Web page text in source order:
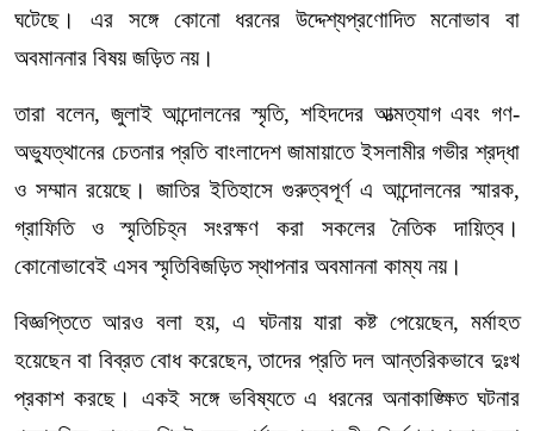
ঘটেছে।
এর সঙ্গে কোনো ধরনের উদ্দেশ্যপ্রণোদিত মনোভাব
বা
অবমাননার বিষয় জড়িত নয়।
তারা বলেন, জুলাই আন্দোলনের স্মৃতি, শহিদদের আত্মত্যাগ এবং গণ-
অভ্যুত্থানের চেতনার প্রতি বাংলাদেশ জামায়াতে ইসলামীর গভীর শ্রদ্ধা
ও সম্মান রয়েছে। জাতির ইতিহাসে গুরুত্বপূর্ণ এ আন্দোলনের স্মারক,
গ্রাফিতি
ও স্মৃতিচিহ্ন সংরক্ষণ করা সকলের নৈতিক
দায়িত্ব।
কোনোভাবেই এসব স্মৃতিবিজড়িত স্থাপনার অবমাননা কাম্য নয়।
বিজ্ঞপ্তিতে আরও বলা হয়,এ ঘটনায় যারা কষ্ট পেয়েছেন,মর্মাহত
হয়েছেন বা বিব্রত বোধ করেছেন,তাদের প্রতি দল আন্তরিকভাবে দুঃখ
প্রকাশ করছে। একই সঙ্গে ভবিষ্যতে এ ধরনের অনাকাঙ্ক্ষিত ঘটনার